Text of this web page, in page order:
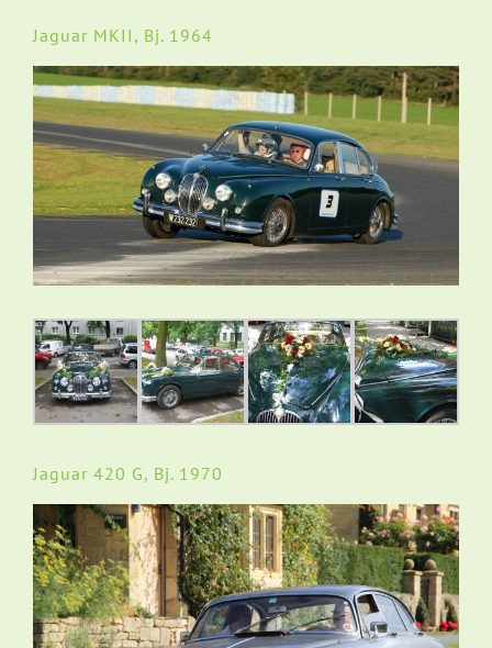
Jaguar MKII, Bj. 1964
Jaguar 420 G, Bj. 1970